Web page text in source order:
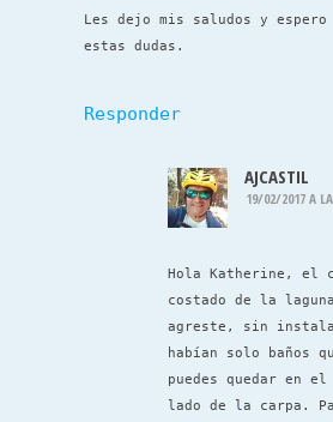
Les dejo mis saludos y espero
estas dudas.
Responder
AJCASTIL
19/02/2017 A
Hola Katherine, el
costado de la
agreste, sin
habían solo baños
puedes quedar en el
lado de la carpa.